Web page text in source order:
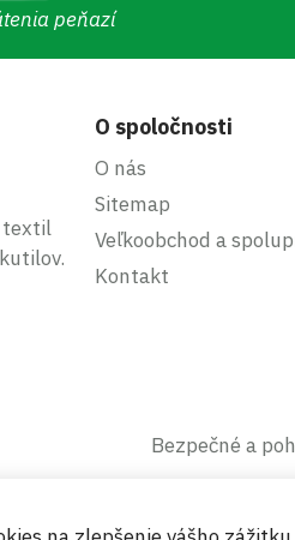
peňazí
textil
O spoločnosti
O nás
Sitemap
Veľkoobchod a
Kontakt
Bezpečné a